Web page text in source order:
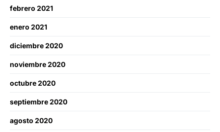
febrero 2021
enero 2021
diciembre 2020
noviembre 2020
octubre 2020
septiembre 2020
agosto 2020